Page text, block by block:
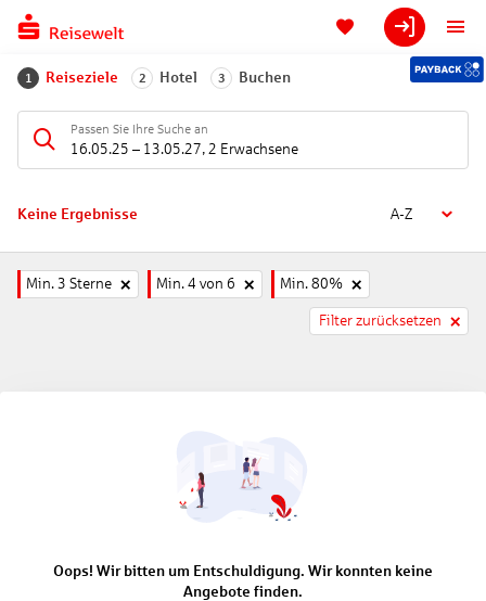
1 Reiseziele 2 Hotel 3 Buchen
Passen Sie Ihre Suche an
16.05.25 – 13.05.27, 2 Erwachsene
Keine Ergebnisse A-Z
Min. 3 Sterne Min. 4 von 6 Min. 80%
Filter zurücksetzen
Oops! Wir bitten um Entschuldigung. Wir konnten keine
Angebote finden.